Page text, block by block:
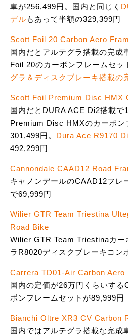
車が256,499円。国内と同じく
デルもあって半額の329,399円
Scott Foil 20 Carbon Aero
国内だとアルテグラ搭載の完成
Foil 20のカーボンフレームセッ
グラ＆ディスクブレーキ搭載の
Scott Foil Premium Disc HMX
国内だとDURA ACE Di2搭載で
Premium Disc HMXのカーボン
301,499円。 Dura Ace R9170
492,299円
Cannondale CAAD12 Road
キャノンデールのCAAD12フレ
で69,999円
Wilier GTR Team Triestina
Road Bike
Wilier GTR Team Triestinaカー
ラR8020ディスクブレーキコン
Carrera TD01-Air Carbon Aero
国内の定価が26万円くらいす
ボンフレームセットが89,999円
Bianchi Oltre XR3 CV Carbon
国内ではアルテグラ搭載な完成